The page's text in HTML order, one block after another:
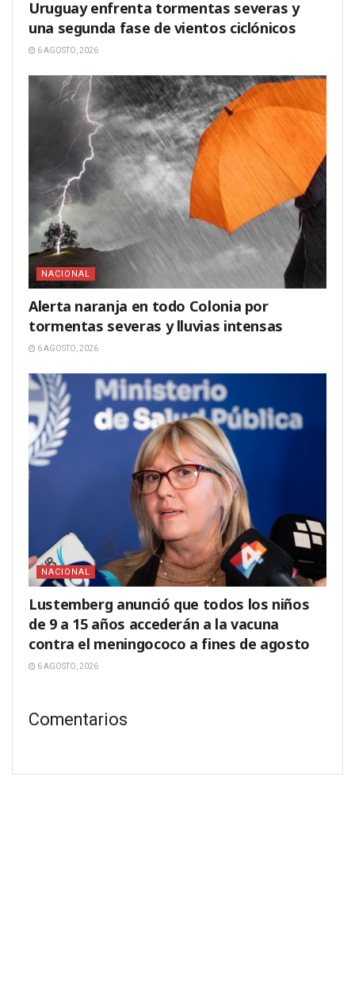
Uruguay enfrenta tormentas severas y
una segunda fase de vientos ciclónicos
6 AGOSTO, 2026
NACIONAL
Alerta naranja en todo Colonia por
tormentas severas y lluvias intensas
6 AGOSTO, 2026
NACIONAL
Lustemberg anunció que todos los niños
de 9 a 15 años accederán a la vacuna
contra el meningococo a fines de agosto
6 AGOSTO, 2026
Comentarios